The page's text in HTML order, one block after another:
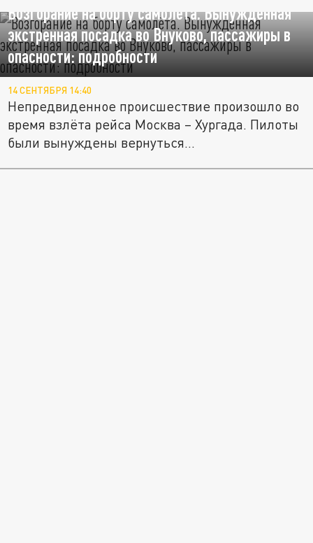
Возгорание на борту самолёта. Вынужденная
экстренная посадка во Внуково, пассажиры в
опасности: подробности
14 СЕНТЯБРЯ 14:40
Непредвиденное происшествие произошло во
время взлёта рейса Москва – Хургада. Пилоты
были вынуждены вернуться...